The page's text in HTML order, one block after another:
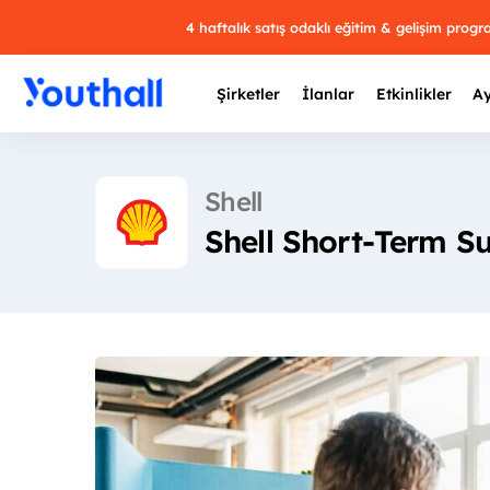
4 haftalık satış odaklı eğitim & gelişim
Şirketler İlanlar Etkinlikler
Shell
Shell Short-Term